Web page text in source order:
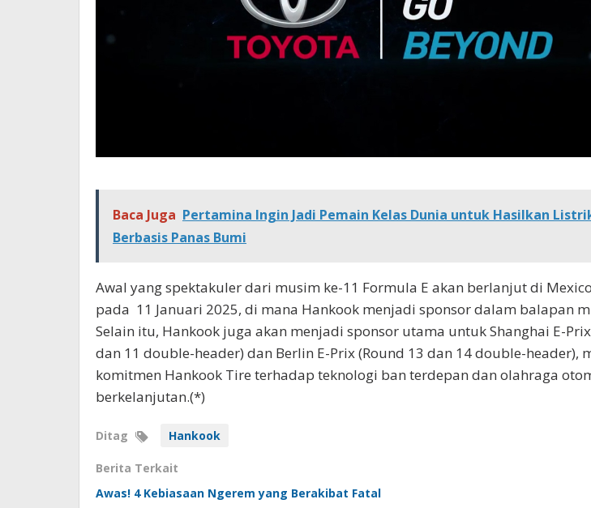
Baca Juga Pertamina Ingin Jadi Pemain Kelas Dunia untuk Hasilkan
Berbasis Panas Bumi
Awal yang spektakuler dari musim ke-11 Formula E akan berlanjut di
pada 11 Januari 2025, di mana Hankook menjadi sponsor dalam balapan
Selain itu, Hankook juga akan menjadi sponsor utama untuk Shanghai E-
dan 11 double-header) dan Berlin E-Prix (Round 13 dan 14 double-header),
komitmen Hankook Tire terhadap teknologi ban terdepan dan olahraga
berkelanjutan.(*)
Ditag Hankook
Berita Terkait
Awas! 4 Kebiasaan Ngerem yang Berakibat Fatal